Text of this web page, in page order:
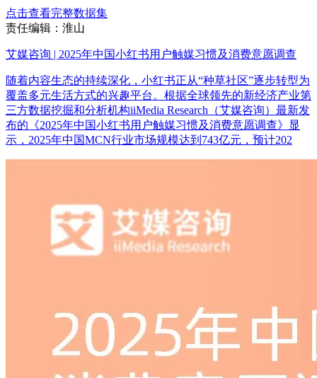
点击查看完整数据集
责任编辑：淮山
艾媒咨询 | 2025年中国小红书用户触媒习惯及消费意愿调查
随着内容生态的持续深化，小红书正从“种草社区”逐步转型为
覆盖多元生活方式的兴趣平台。根据全球领先的新经济产业第
三方数据挖掘和分析机构iiMedia Research（艾媒咨询）最新发
布的《2025年中国小红书用户触媒习惯及消费意愿调查》显
示，2025年中国MCN行业市场规模达到743亿元，预计202